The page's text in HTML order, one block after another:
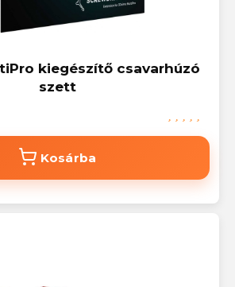
kiegészítő csavarhúzó
szett
Kosárba